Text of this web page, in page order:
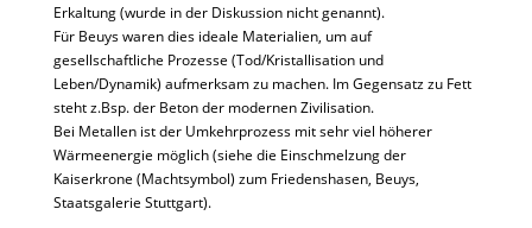
Erkaltung (wurde in der Diskussion nicht genannt).
Für Beuys waren dies ideale Materialien, um auf
gesellschaftliche Prozesse (Tod/Kristallisation und
Leben/Dynamik) aufmerksam zu machen. Im Gegensatz zu Fett
steht z.Bsp. der Beton der modernen Zivilisation.
Bei Metallen ist der Umkehrprozess mit sehr viel höherer
Wärmeenergie möglich (siehe die Einschmelzung der
Kaiserkrone (Machtsymbol) zum Friedenshasen, Beuys,
Staatsgalerie Stuttgart).